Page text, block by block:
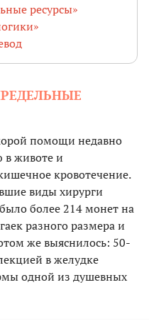
ресурсы»
помощи недавно
в животе и
кровотечение.
виды хирурги
более 214 монет на
разного размера и
же выяснилось: 50-
в желудке
одной из душевных